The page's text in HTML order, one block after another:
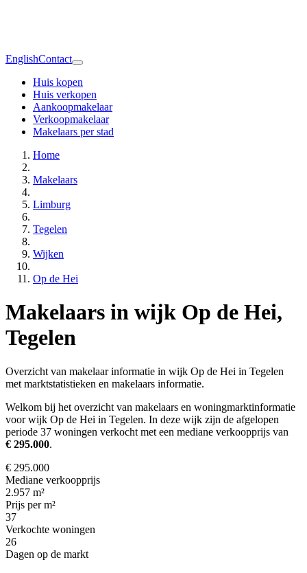
EnglishContact
Huis kopen
Huis verkopen
Aankoopmakelaar
Verkoopmakelaar
Makelaars per stad
Home
Makelaars
Limburg
Tegelen
Wijken
Op de Hei
Makelaars in wijk Op de Hei,
Tegelen
Overzicht van makelaar informatie in wijk Op de Hei in Tegelen
met marktstatistieken en makelaars informatie.
Welkom bij het overzicht van makelaars en woningmarktinformatie
voor wijk Op de Hei in Tegelen. In deze wijk zijn de afgelopen
periode 37 woningen verkocht met een mediane verkoopprijs van
€ 295.000.
€ 295.000
Mediane verkoopprijs
2.957 m²
Prijs per m²
37
Verkochte woningen
26
Dagen op de markt